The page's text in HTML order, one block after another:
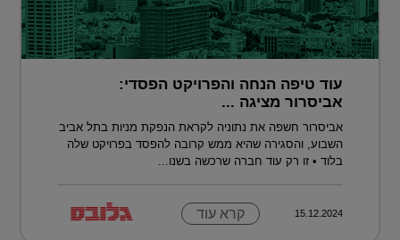
עוד טיפה הנחה והפרויקט הפסדי:
אביסרור מציגה ...
אביסרור חשפה את נתוניה לקראת הנפקת מניות בתל אביב
השבוע, והסגירה שהיא ממש קרובה להפסד בפרויקט שלה
בלוד • זו רק עוד חברה שרכשה בשנו...
15.12.2024 קרא עוד